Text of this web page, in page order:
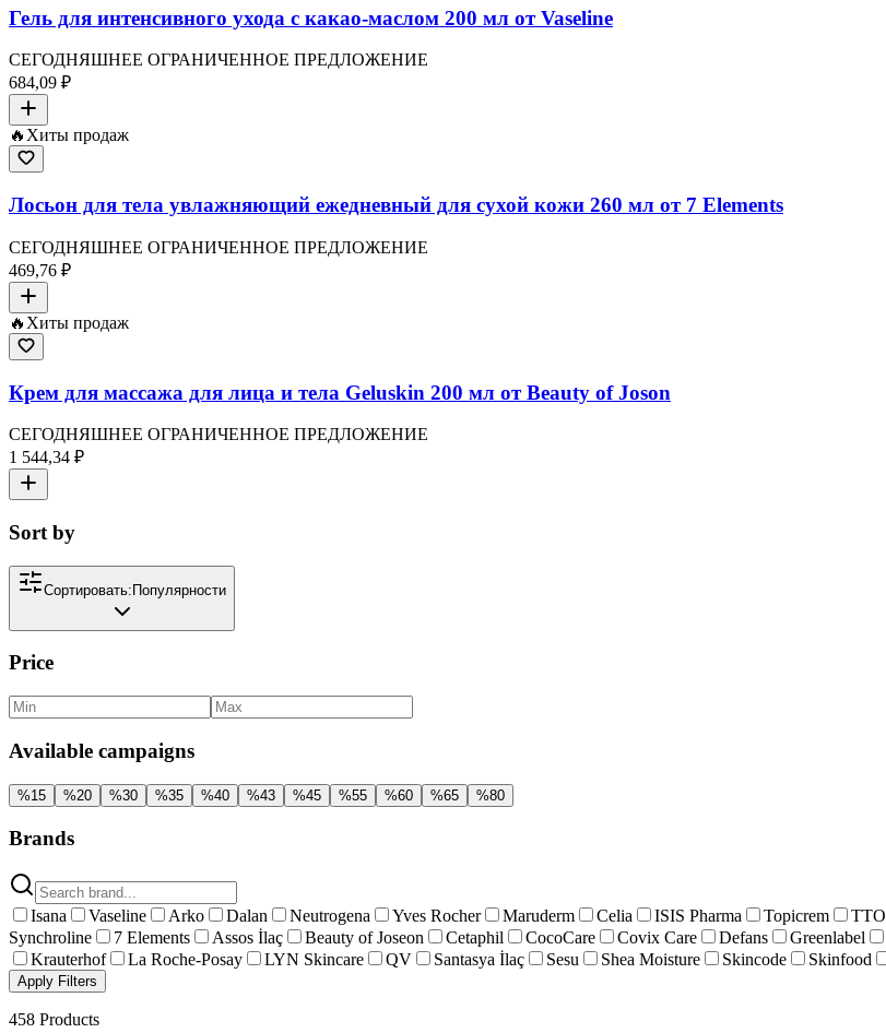
Гель для интенсивного ухода с какао-маслом 200 мл от Vaseline
СЕГОДНЯШНЕЕ ОГРАНИЧЕННОЕ ПРЕДЛОЖЕНИЕ
684,09 ₽
🔥Хиты продаж
Лосьон для тела увлажняющий ежедневный для сухой кожи 260 мл от 7 Elements
СЕГОДНЯШНЕЕ ОГРАНИЧЕННОЕ ПРЕДЛОЖЕНИЕ
469,76 ₽
🔥 Хиты продаж
Крем для массажа для лица и тела Geluskin 200 мл от Beauty of Joson
СЕГОДНЯШНЕЕ ОГРАНИЧЕННОЕ ПРЕДЛОЖЕНИЕ
1 544,34 ₽
Sort by
Сортировать:Популярности
Price
Available campaigns
%15 %20 %30 %35 %40 %43 %45 %55 %60 %65 %80
Brands
Isana Vaseline Arko Dalan Neutrogena Yves Rocher Maruderm Celia ISIS Pharma Topicrem TTO
Synchroline
7 Elements Assos İlaç Beauty of Joseon Cetaphil CocoCare Covix Care Defans Greenlabel
Krauterhof
La Roche-Posay LYN Skincare QV Santasya İlaç Sesu Shea Moisture Skincode Skinfood
Apply Filters
458 Products